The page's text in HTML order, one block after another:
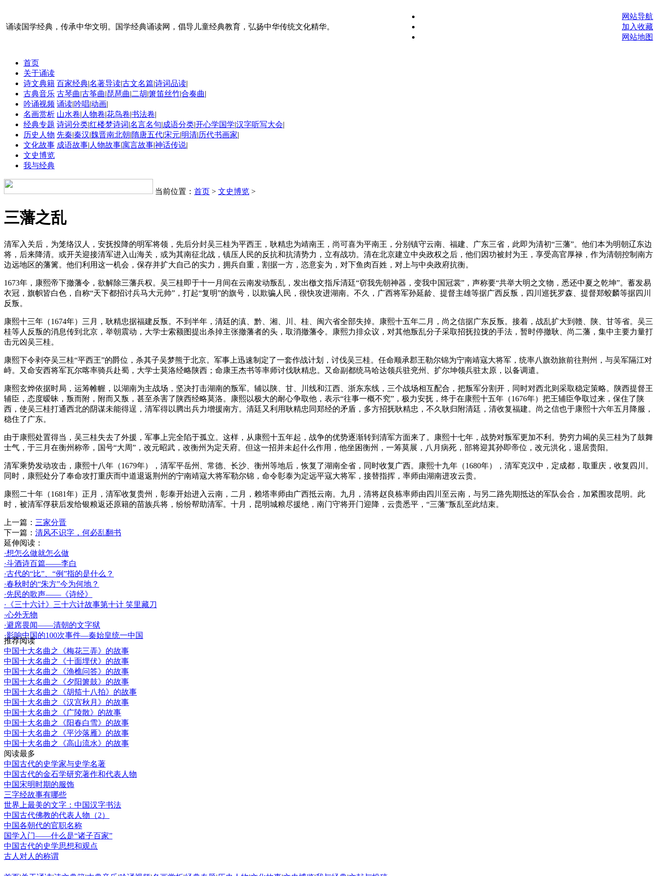
诵读国学经典，传承中华文明。国学经典诵读网，倡导儿童经典教育，弘扬中华传统文化精华。
网站导航
加入收藏
网站地图
首页
关于诵读
诗文典籍 百家经典|名著导读|古文名篇|诗词品读|
古典音乐 古琴曲|古筝曲|琵琶曲|二胡|箫笛丝竹|合奏曲|
吟诵视频 诵读|吟唱|动画|
名画赏析 山水卷| 人物卷|花鸟卷|书法卷|
经典专题 诗词分类|红楼梦诗词|名言名句|成语分类|开心学国学|汉字听写大会|
历史人物 先秦|秦汉|魏晋南北朝|隋唐五代|宋元|明清|历代书画家|
文化故事 成语故事| 人物故事|寓言故事|神话传说|
文史博览
我与经典
当前位置： 首页 > 文史博览 >
三藩之乱
清军入关后，为笼络汉人，安抚投降的明军将领，先后分封吴三桂为平西王，耿精忠为靖南王，尚可喜为平南王，分别镇守云南、福建、广东三省，此即为清初“三藩”。他们本为明朝辽东边
将，后来降清。或开关迎接清军进入山海关，或为其南征北战，镇压人民的反抗和抗清势力，立有战功。清在北京建立中央政权之后，他们因功被封为王，享受高官厚禄，作为清朝控制南方
边远地区的藩篱。他们利用这一机会，保存并扩大自己的实力，拥兵自重，割据一方，恣意妄为，对下鱼肉百姓，对上与中央政府抗衡。
1673年，康熙帝下撤藩令，欲解除三藩兵权。吴三桂即于十一月间在云南发动叛乱，发出檄文指斥清廷“窃我先朝神器，变我中国冠裳”，声称要“共举大明之文物，悉还中夏之乾坤”。蓄发易
衣冠，旗帜皆白色，自称“天下都招讨兵马大元帅”，打起“复明”的旗号，以欺骗人民，很快攻进湖南。不久，广西将军孙延龄、提督主雄等据广西反叛，四川巡抚罗森、提督郑蛟麟等据四川
反叛。
康熙十三年（1674年）三月，耿精忠据福建反叛。不到半年，清廷的滇、黔、湘、川、桂、闽六省全部失掉。康熙十五年二月，尚之信据广东反叛。接着，战乱扩大到赣、陕、甘等省。吴三
桂等人反叛的消息传到北京，举朝震动，大学士索额图提出杀掉主张撤藩者的头，取消撤藩令。康熙力排众议，对其他叛乱分子采取招抚拉拢的手法，暂时停撤耿、尚二藩，集中主要力量打
击元凶吴三桂。
康熙下令剥夺吴三桂“平西王”的爵位，杀其子吴梦熊于北京。军事上迅速制定了一套作战计划，讨伐吴三桂。任命顺承郡王勒尔锦为宁南靖寇大将军，统率八旗劲旅前往荆州，与吴军隔江对
峙。又命安西将军瓦尔喀率骑兵赴蜀，大学士莫洛经略陕西；命康王杰书等率师讨伐耿精忠。又命副都统马哈达领兵驻兖州、扩尔坤领兵驻太原，以备调遣。
康熙玄烨依据时局，运筹帷幄，以湖南为主战场，坚决打击湖南的叛军。辅以陕、甘、川线和江西、浙东东线，三个战场相互配合，把叛军分割开，同时对西北则采取稳定策略。陕西提督王
辅臣，态度暧昧，叛而附，附而又叛，甚至杀害了陕西经略莫洛。康熙以极大的耐心争取他，表示“往事一概不究”，极力安抚，终于在康熙十五年（1676年）把王辅臣争取过来，保住了陕
西，使吴三桂打通西北的阴谋未能得逞，清军得以腾出兵力增援南方。清廷又利用耿精忠同郑经的矛盾，多方招抚耿精忠，不久耿归附清廷，清收复福建。尚之信也于康熙十六年五月降服，
稳住了广东。
由于康熙处置得当，吴三桂失去了外援，军事上完全陷于孤立。这样，从康熙十五年起，战争的优势逐渐转到清军方面来了。康熙十七年，战势对叛军更加不利。势穷力竭的吴三桂为了鼓舞
士气，于三月在衡州称帝，国号“大周”，改元昭武，改衡州为定天府。但这一招并未起什么作用，他坐困衡州，一筹莫展，八月病死，部将迎其孙即帝位，改元洪化，退居贵阳。
清军乘势发动攻击，康熙十八年（1679年），清军平岳州、常德、长沙、衡州等地后，恢复了湖南全省，同时收复广西。康熙十九年（1680年），清军克汉中，定成都，取重庆，收复四川。
同时，康熙处分了奉命攻打重庆而中道退返荆州的宁南靖寇大将军勒尔锦，命令彰泰为定远平寇大将军，接替指挥，率师由湖南进攻云贵。
康熙二十年（1681年）正月，清军收复贵州，彰泰开始进入云南，二月，赖塔率师由广西抵云南。九月，清将赵良栋率师由四川至云南，与另二路先期抵达的军队会合，加紧围攻昆明。此
时，被清军俘获后发给银粮返还原籍的苗族兵将，纷纷帮助清军。十月，昆明城粮尽援绝，南门守将开门迎降，云贵悉平，“三藩”叛乱至此结束。
上一篇： 三家分晋
下一篇： 清风不识字，何必乱翻书
延伸阅读：
·想怎么做就怎么做
·斗酒诗百篇——李白
·古代的“比”、“例”指的是什么？
·春秋时的“朱方”今为何地？
·先民的歌声——《诗经》
·《三十六计》三十六计故事第十计 笑里藏刀
·心外无物
·避席畏闻——清朝的文字狱
·影响中国的100次事件—秦始皇统一中国
推荐阅读
中国十大名曲之《梅花三弄》的故事
中国十大名曲之《十面埋伏》的故事
中国十大名曲之《渔樵问答》的故事
中国十大名曲之《夕阳箫鼓》的故事
中国十大名曲之《胡笳十八拍》的故事
中国十大名曲之《汉宫秋月》的故事
中国十大名曲之《广陵散》的故事
中国十大名曲之《阳春白雪》的故事
中国十大名曲之《平沙落雁》的故事
中国十大名曲之《高山流水》的故事
阅读最多
中国古代的史学家与史学名著
中国古代的金石学研究著作和代表人物
中国宋明时期的服饰
三字经故事有哪些
世界上最美的文字：中国汉字书法
中国古代佛教的代表人物（2）
中国各朝代的官职名称
国学入门——什么是“诸子百家”
中国古代的史学思想和观点
古人对人的称谓